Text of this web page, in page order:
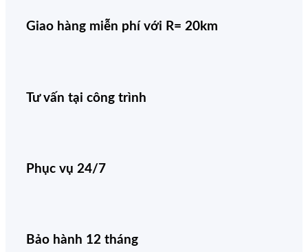
Giao hàng miễn phí với R= 20km
Tư vấn tại công trình
Phục vụ 24/7
Bảo hành 12 tháng